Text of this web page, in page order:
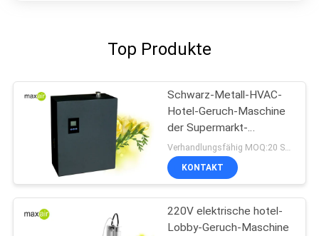
Top Produkte
Schwarz-Metall-HVAC-
Hotel-Geruch-Maschine
der Supermarkt-
Großmacht-1000ml
KONTAKT
220V elektrische hotel-
Lobby-Geruch-Maschine